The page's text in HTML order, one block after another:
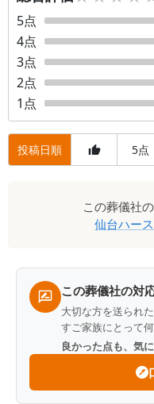
5点
4点
3点
2点
1 点
投稿日順 5点
この葬儀社
仙台ハース
この葬儀社の対
大切な方を送られ
すご家族にとって
良かった点も、気